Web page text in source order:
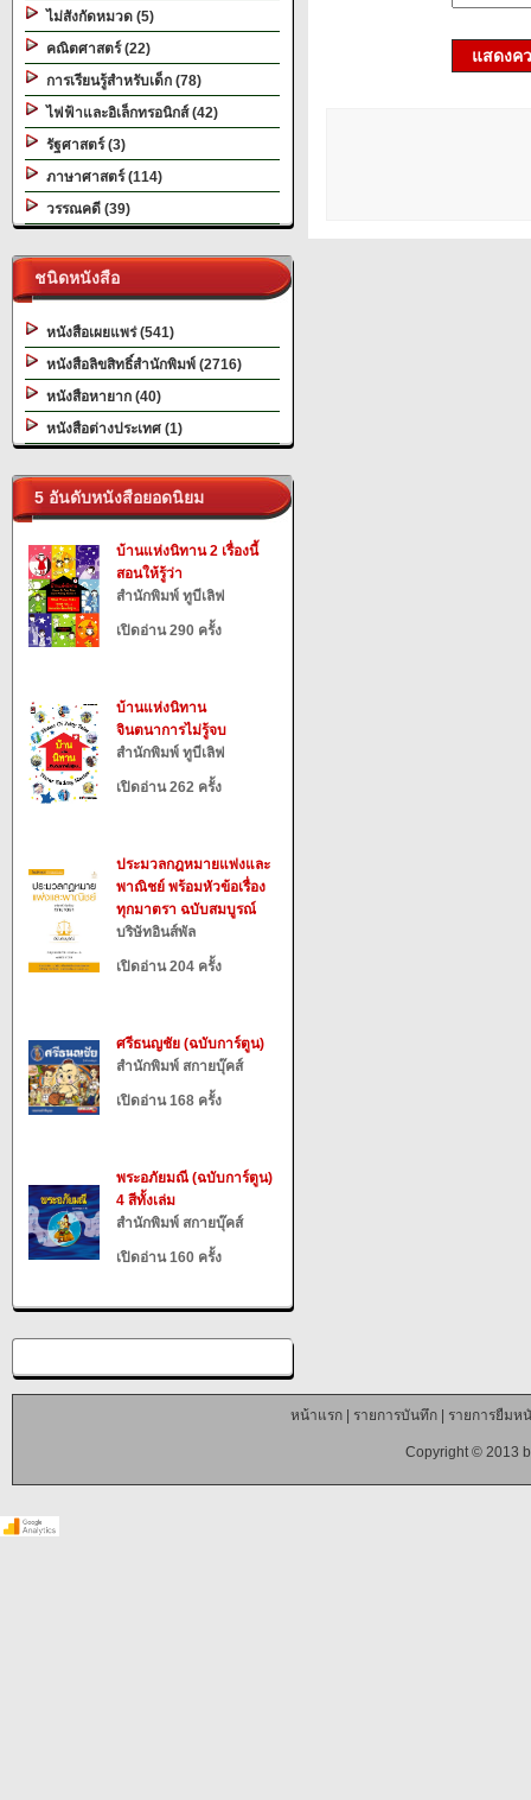
ไม่สังกัดหมวด (5)
คณิตศาสตร์ (22)
การเรียนรู้สำหรับเด็ก (78)
ไฟฟ้าและอิเล็กทรอนิกส์ (42)
รัฐศาสตร์ (3)
ภาษาศาสตร์ (114)
วรรณคดี (39)
ชนิดหนังสือ
หนังสือเผยแพร่ (541)
หนังสือลิขสิทธิ์สำนักพิมพ์ (2716)
หนังสือหายาก (40)
หนังสือต่างประเทศ (1)
5 อันดับหนังสือยอดนิยม
บ้านแห่งนิทาน 2 เรื่องนี้
สอนให้รู้ว่า
สำนักพิมพ์ ทูบีเลิฟ
เปิดอ่าน 290 ครั้ง
บ้านแห่งนิทาน
จินตนาการไม่รู้จบ
สำนักพิมพ์ ทูบีเลิฟ
เปิดอ่าน 262 ครั้ง
ประมวลกฎหมายแพ่งและ
พาณิชย์ พร้อมหัวข้อเรื่อง
ทุกมาตรา ฉบับสมบูรณ์
บริษัทอินส์พัล
เปิดอ่าน 204 ครั้ง
ศรีธนญชัย (ฉบับการ์ตูน)
สำนักพิมพ์ สกายบุ๊คส์
เปิดอ่าน 168 ครั้ง
พระอภัยมณี (ฉบับการ์ตูน)
4 สีทั้งเล่ม
สำนักพิมพ์ สกายบุ๊คส์
เปิดอ่าน 160 ครั้ง
แสดงค
หน้าแรก| รายการบันทึก| รายการยืมห
Copyright © 2013